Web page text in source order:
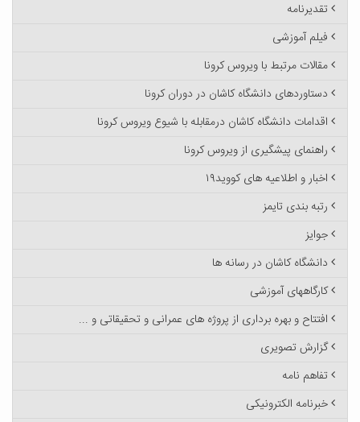
تقدیرنامه
فیلم آموزشی
مقالات مرتبط با ویروس کرونا
دستاوردهای دانشگاه کاشان در دوران کرونا
اقدامات دانشگاه کاشان درمقابله با شیوع ویروس کرونا
راهنمای پیشگیری از ویروس کرونا
اخبار و اطلاعیه های کووید۱۹
رتبه بندی تایمز
جوایز
دانشگاه کاشان در رسانه ها
کارگاههای آموزشی
افتتاح و بهره برداری از پروژه های عمرانی و تحقیقاتی و ...
گزارش تصویری
تفاهم نامه
خبرنامه الکترونیکی